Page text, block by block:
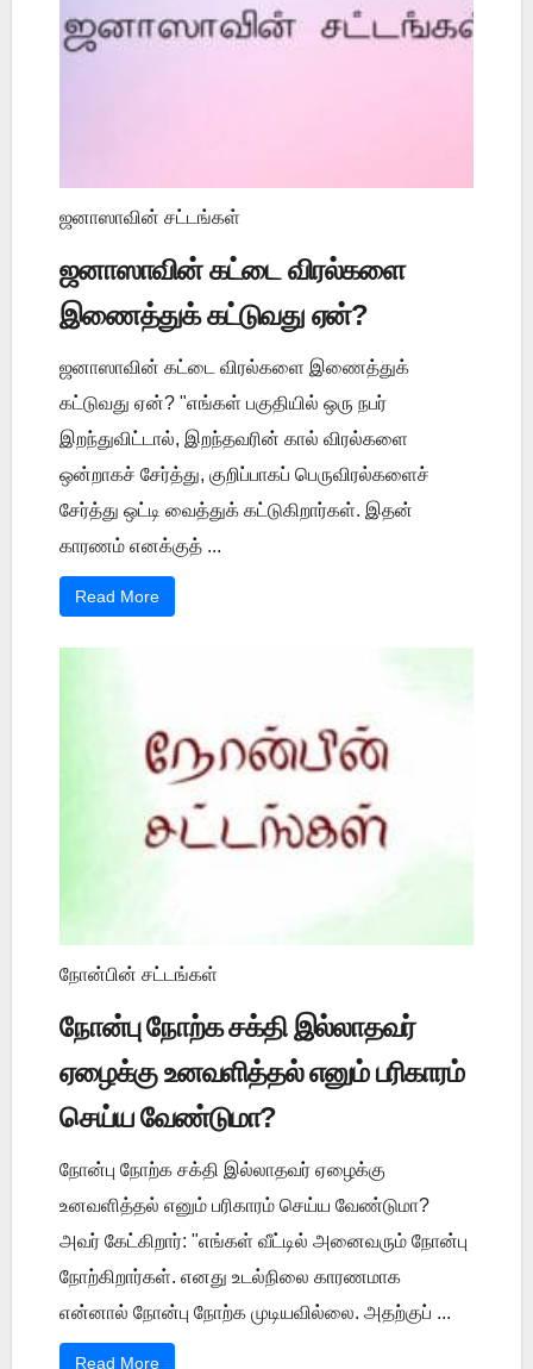
ஜனாஸாவின் சட்டங்கள்
ஜனாஸாவின் கட்டை விரல்களை
இணைத்துக் கட்டுவது ஏன்?
ஜனாஸாவின் கட்டை விரல்களை இணைத்துக்
கட்டுவது ஏன்? "எங்கள் பகுதியில் ஒரு நபர்
இறந்துவிட்டால், இறந்தவரின் கால் விரல்களை
ஒன்றாகச் சேர்த்து, குறிப்பாகப் பெருவிரல்களைச்
சேர்த்து ஒட்டி வைத்துக் கட்டுகிறார்கள். இதன்
காரணம் எனக்குத் ...
Read More
நோன்பின் சட்டங்கள்
நோன்பு நோற்க சக்தி இல்லாதவர்
ஏழைக்கு உனவளித்தல் எனும் பரிகாரம்
செய்ய வேண்டுமா?
நோன்பு நோற்க சக்தி இல்லாதவர் ஏழைக்கு
உனவளித்தல் எனும் பரிகாரம் செய்ய வேண்டுமா?
அவர் கேட்கிறார்: "எங்கள் வீட்டில் அனைவரும் நோன்பு
நோற்கிறார்கள். எனது உடல்நிலை காரணமாக
என்னால் நோன்பு நோற்க முடியவில்லை. அதற்குப் ...
Read More